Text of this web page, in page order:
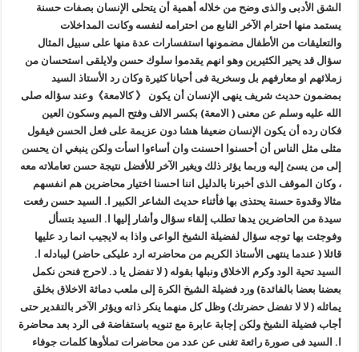
الشق الأدبى والذى وضح من خلاله أهمية أن يتحلى الإنسان بصفات حسنة
يستمد منها احترام الآخر النابع من احترامه لنفسه وكانت المداخلات
والتعليقات من الأطفال مضمونها استفسارات عدة منها على سبيل المثال
سؤال قد يحير الكثيرين وهو انهم يقدموا سلوك حسن ولايلقى استحسان من
زملائهم او معارفهم بل وسخرية فى أحيانا كثيرة وكان رد الأستاذ السيد
بمضمون حديث شريف ينهى الإنسان أن يكون 《 كالامعة》وعند سؤاله صلى
الله عليه وسلم عن معنى ( الامعة) بكسر الالف وفتح الميم وسكون العين
فكان رده أن يكون الإنسان ضعيفا هشا دون عزيمة على فعل الحسن فيقول
مثلى مثل الناس أن أحسنوا احسنت وان أساءوا اسأت ولكن ينبغي ان يحسن
إلى من يسئ إليه وربما يؤثر ذلك ويغير الآخر للأفضل نتيجة حسن تعاملاته معه
، وكان الموقف الذى أخبرنا بالدليل اننا احسنا اختيار محاضرين هم انفسهم
مثالا وقدوة حسنة يحتذى بها فأثناء حديث الشاعر الكبير ا. السيد حسن رفعت
سيدة من الحاضرين يدها تطلب إلقاء سؤال وأشار إليها ا. السيد بتسأل
وفوجئت بها توجه سؤال لفضيلة الشيخ الواعى واذا به لايجيب انما رد عليها
قائلا ( عندما ينتهى الأستاذ الكريم من محاضرته ارد عليكى حاضر) ليبادله ا.
السيد تحية الود وكرم الاخلاق ونبلها بقوله ( لا تفضل يا د. لاحرج فنحن نكمل
بعضنا بعضا بالفائدة) ورد فضيلة الشيخ الكرة إلى ملعب دماثة الاخلاق بخلق
يماثله ( لا لا تفضل حضرتك) وظل كل منهما ينكر ذاته ويؤثر الآخر بالتقدير حتى
أجاب فضيلة الشيخ ولكن إجابة عابرة مع تنويه باستفاضة فى الرد بعد محاضرة
ا. السيد فى صورة رائعة تغنى عن عدد من محاضرات تملأوها كلمات جوفاء